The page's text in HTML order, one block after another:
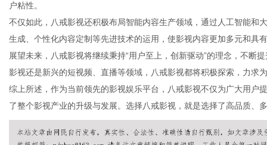
户粘性。
不仅如此，八戒影视还积极布局智能内容生产领域，通过人工智能和
生成、个性化内容定制等先进技术的运用，使影视内容更加多元和具
展望未来，八戒影视将继续秉持“用户至上，创新驱动”的理念，不断
影视还是新兴的短视频、直播等领域，八戒影视都将积极探索，力求
综上所述，作为当前领先的影视娱乐平台，八戒影视不仅为广大用户
了整个影视产业的升级与发展。选择八戒影视，就是选择了高品质、